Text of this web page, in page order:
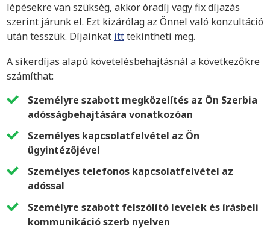
lépésekre van szükség, akkor óradíj vagy fix díjazás
szerint járunk el. Ezt kizárólag az Önnel való konzultáció
után tesszük. Díjainkat itttekintheti meg.
A sikerdíjas alapú követelésbehajtásnál a következőkre
számíthat:
Személyre szabott megközelítés az Ön Szerbia
adósságbehajtására vonatkozóan
Személyes kapcsolatfelvétel az Ön
ügyintézőjével
Személyes telefonos kapcsolatfelvétel az
adóssal
Személyre szabott felszólító levelek és írásbeli
kommunikáció szerb nyelven